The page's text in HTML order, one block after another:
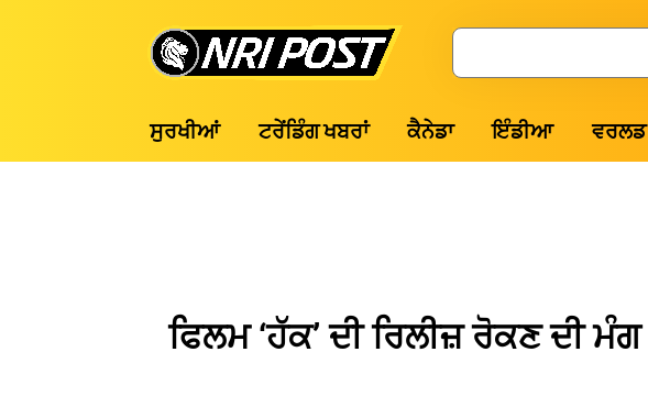
Post
Search
ਸੁਰਖੀਆਂ ਟਰੇਂਡਿੰਗ ਖਬਰਾਂ ਕੈਨੇਡਾ ਇੰਡੀਆ ਵਰਲਡ
ਫਿਲਮ ‘ਹੱਕ’ ਦੀ ਰਿਲੀਜ਼ ਰੋਕਣ ਦੀ ਮੰਗ